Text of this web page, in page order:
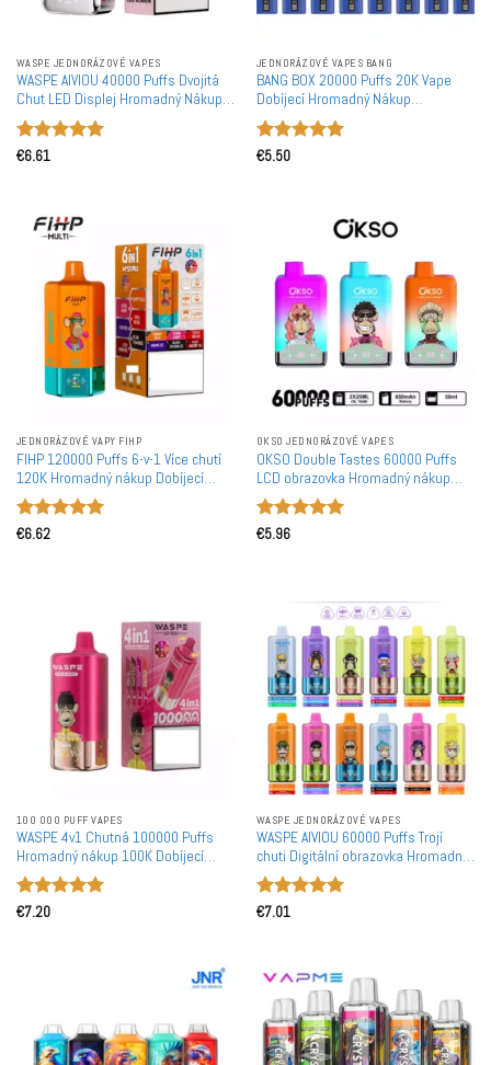
WASPE JEDNORÁZOVÉ VAPES
WASPE AIVIOU 40000 Puffs Dvojitá
Chut LED Displej Hromadný Nákup
Dobíjecí Jednorázové Vapes
Velkoobchod
Hodnocení
€6.61
JEDNORÁZOVÉ VAPES BANG
BANG BOX 20000 Puffs 20K Vape
Dobíjecí Hromadný Nákup
Jednorázová Vape Velkoobchod
Hodnocení
€5.50
JEDNORÁZOVÉ VAPY FIHP
FIHP 120000 Puffs 6-v-1 Více chutí
120K Hromadný nákup Dobíjecí
Jednorázové Vapes Velkoobchod
Hodnocení
€6.62
OKSO JEDNORÁZOVÉ VAPES
OKSO Double Tastes 60000 Puffs
LCD obrazovka Hromadný nákup
Dobíjecí jednorázové vape Výrobky
velkoobchod
Hodnocení
€5.96
100 000 PUFF VAPES
WASPE 4v1 Chutná 100000 Puffs
Hromadný nákup 100K Dobíjecí
Jednorázové Vapes Velkoobchod
Hodnocení
€7.20
WASPE JEDNORÁZOVÉ VAPES
WASPE AIVIOU 60000 Puffs Trojí
chuti Digitální obrazovka Hromadný
nákup 60K Dobíjecí jednorázové
Vapes Velkoobchod
Hodnocení
€7.01